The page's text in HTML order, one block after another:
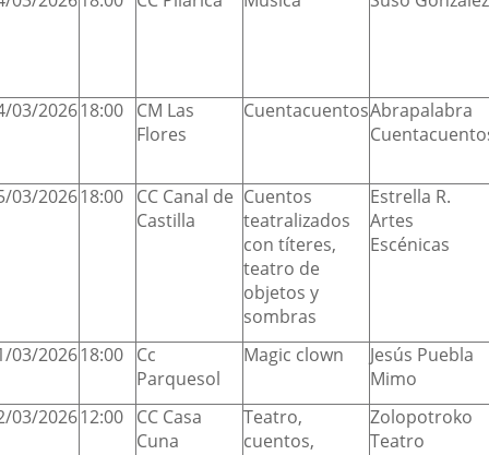
03/202618:00 CM Las
Flores
CuentacuentosAbrapalabra
03/202618:00 CC Canal de
Castilla
Cuentos
teatralizados
con títeres,
teatro de
objetos y
sombras
Estrella R.
Artes
Escénicas
03/202618:00 Cc
Parquesol
Magic clown
Jesús Puebla
Mimo
03/202612:00 CC Casa
Cuna
Teatro,
cuentos,
Zolopotroko
Teatro